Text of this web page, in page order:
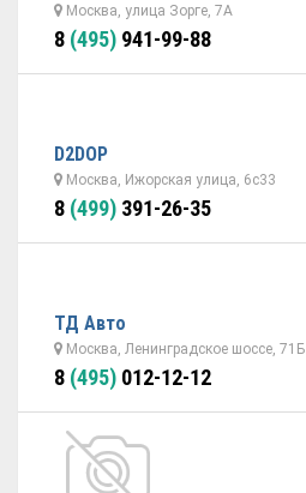
Москва, улица Зорге, 7А
8 (495) 941-99-88
D2DOP
Москва, Ижорская улица, 6с33
8 (499) 391-26-35
ТД Авто
Москва, Ленинградское шоссе, 71Б
8 (495) 012-12-12